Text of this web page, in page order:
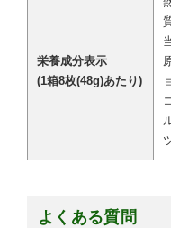
栄養成分表示
(1箱8枚(48g)あたり)
よくある質問